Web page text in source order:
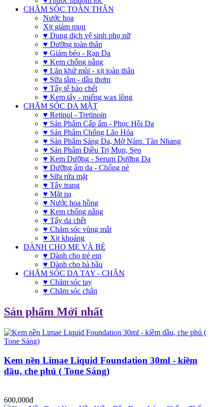
CHĂM SÓC TOÀN THÂN
Nước hoa
Xịt giảm mụn
♥ Dung dịch vệ sinh phụ nữ
♥ Dưỡng toàn thân
♥ Giảm béo - Rạn Da
♥ Kem chống nắng
♥ Lăn khử mùi - xịt toàn thân
♥ Sữa tắm - dầu thơm
♥ Tẩy tế bào chết
♥ Kem tẩy - miếng wax lông
CHĂM SÓC DA MẶT
♥ Retinol - Tretinoin
♥ Sản Phẩm Cấp ẩm - Phục Hồi Da
♥ Sản Phẩm Chống Lão Hóa
♥ Sản Phẩm Sáng Da, Mờ Nám. Tàn Nhang
♥ Sản Phẩm Điều Trị Mụn, Sẹo
♥ Kem Dưỡng - Serum Dưỡng Da
♥ Dưỡng ẩm da - Chống nẻ
♥ Sữa rửa mặt
♥ Tẩy trang
♥ Mặt nạ
♥ Nước hoa hồng
♥ Kem chống nắng
♥ Tẩy da chết
♥ Chăm sóc vùng mắt
♥ Xịt khoáng
DÀNH CHO MẸ VÀ BÉ
♥ Dành cho trẻ em
♥ Dành cho bà bầu
CHĂM SÓC DA TAY - CHÂN
♥ Chăm sóc tay
♥ Chăm sóc chân
Sản phẩm Mới nhất
Kem nền Limae Liquid Foundation 30ml - kiềm
dầu, che phủ ( Tone Sáng)
600,000đ